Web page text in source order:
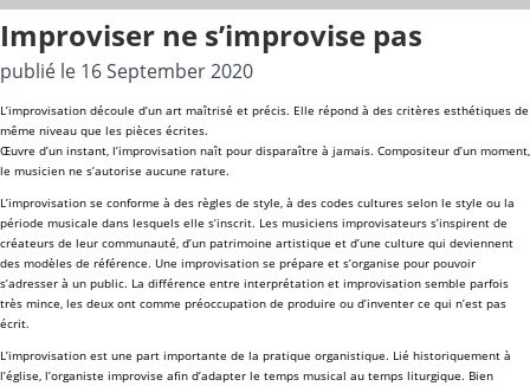
Improviser ne s’improvise pas
publié le 16 September 2020
L’improvisation découle d’un art maîtrisé et précis. Elle répond à des critères esthétiques de
même niveau que les pièces écrites.
Œuvre d’un instant, l’improvisation naît pour disparaître à jamais. Compositeur d’un moment,
le musicien ne s’autorise aucune rature.
L’improvisation se conforme à des règles de style, à des codes cultures selon le style ou la
période musicale dans lesquels elle s’inscrit. Les musiciens improvisateurs s’inspirent de
créateurs de leur communauté, d’un patrimoine artistique et d’une culture qui deviennent
des modèles de référence. Une improvisation se prépare et s’organise pour pouvoir
s’adresser à un public. La différence entre interprétation et improvisation semble parfois
très mince, les deux ont comme préoccupation de produire ou d’inventer ce qui n’est pas
écrit.
L’improvisation est une part importante de la pratique organistique. Lié historiquement à
l’église, l’organiste improvise afin d’adapter le temps musical au temps liturgique. Bien